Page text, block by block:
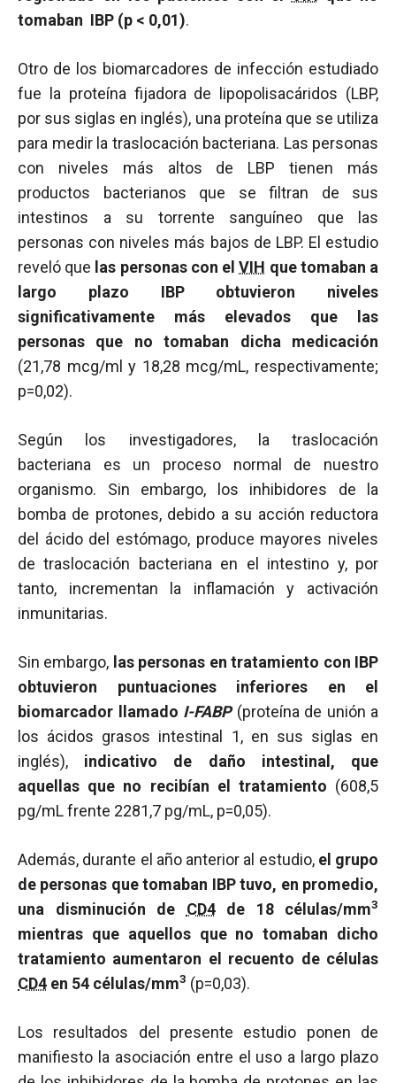
tomaban IBP (p < 0,01).
Otro de los biomarcadores de infección estudiado
fue la proteína fijadora de lipopolisacáridos (LBP,
por sus siglas en inglés), una proteína que se utiliza
para medir la traslocación bacteriana. Las personas
con niveles más altos de LBP tienen más
productos bacterianos que se filtran de sus
intestinos a su torrente sanguíneo que las
personas con niveles más bajos de LBP. El estudio
reveló que las personas con elVIH que tomaban a
largo plazo IBP obtuvieron niveles
significativamente más elevados que las
personas que no tomaban dicha medicación
(21,78 mcg/ml y 18,28 mcg/mL, respectivamente;
p=0,02).
Según los investigadores, la traslocación
bacteriana es un proceso normal de nuestro
organismo. Sin embargo, los inhibidores de la
bomba de protones, debido a su acción reductora
del ácido del estómago, produce mayores niveles
de traslocación bacteriana en el intestino y, por
tanto, incrementan la inflamación y activación
inmunitarias.
Sin embargo, las personas en tratamiento con IBP
obtuvieron puntuaciones inferiores en el
biomarcador llamado I-FABP(proteína de unión a
los ácidos grasos intestinal 1, en sus siglas en
inglés), indicativo de daño intestinal, que
aquellas que no recibían el tratamiento (608,5
pg/mL frente 2281,7 pg/mL, p=0,05).
Además, durante el año anterior al estudio, el grupo
de personas que tomaban IBP tuvo, en promedio,
una disminución de CD4de 18 células/mm3
mientras que aquellos que no tomaban dicho
tratamiento aumentaron el recuento de células
CD4 en 54 células/mm3 (p=0,03).
Los resultados del presente estudio ponen de
manifiesto la asociación entre el uso a largo plazo